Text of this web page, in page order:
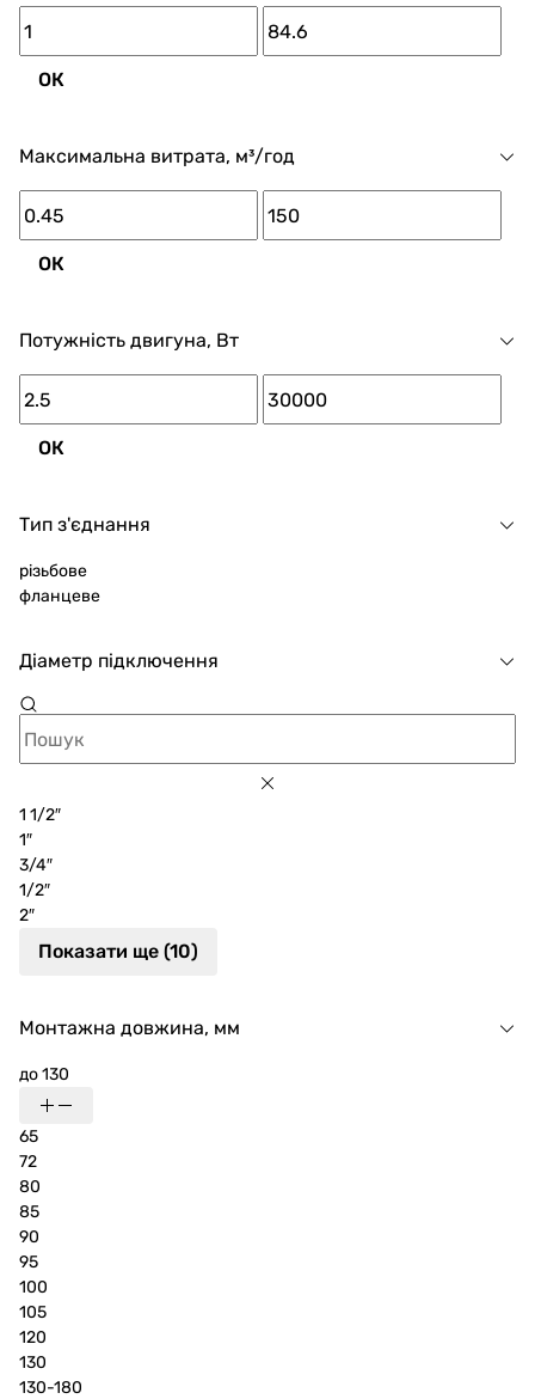
ОК
Максимальна витрата, м³/год
ОК
Потужність двигуна, Вт
ОК
Тип з'єднання
різьбове
фланцеве
Діаметр підключення
1 1/2″
1″
3/4″
1/2″
2″
Показати ще (10)
Монтажна довжина, мм
до 130
65
72
80
85
90
95
100
105
120
130
130-180